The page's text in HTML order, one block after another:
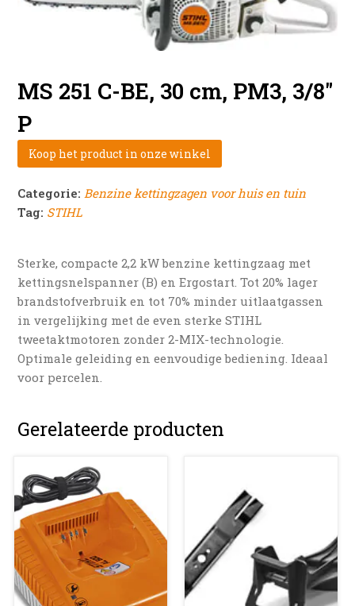
MS 251 C-BE, 30 cm, PM3, 3/8″
P
Koop het product in onze winkel
Categorie:Benzine kettingzagen voor huis en tuin
Tag: STIHL
Sterke, compacte 2,2 kW benzine kettingzaag met
kettingsnelspanner (B) en Ergostart. Tot 20% lager
brandstofverbruik en tot 70% minder uitlaatgassen
in vergelijking met de even sterke STIHL
tweetaktmotoren zonder 2-MIX-technologie.
Optimale geleiding en eenvoudige bediening. Ideaal
voor percelen.
Gerelateerde producten